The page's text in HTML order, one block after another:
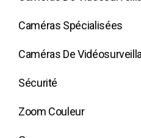
Caméras Spécialisées
Caméras De
Sécurité
Zoom Couleur